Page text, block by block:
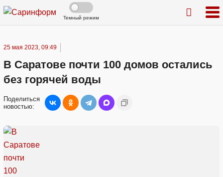
Темный режим
25 мая 2023, 09:49
В Саратове почти 100 домов остались
без горячей воды
Поделиться
новостью: